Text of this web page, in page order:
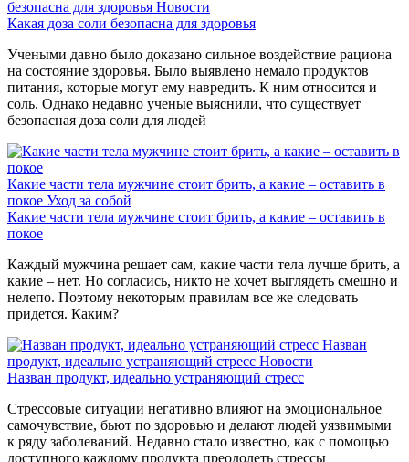
безопасна для здоровья Новости
Какая доза соли безопасна для здоровья
Учеными давно было доказано сильное воздействие рациона
на состояние здоровья. Было выявлено немало продуктов
питания, которые могут ему навредить. К ним относится и
соль. Однако недавно ученые выяснили, что существует
безопасная доза соли для людей
Какие части тела мужчине стоит брить, а какие – оставить в
покое Уход за собой
Какие части тела мужчине стоит брить, а какие – оставить в
покое
Каждый мужчина решает сам, какие части тела лучше брить, а
какие – нет. Но согласись, никто не хочет выглядеть смешно и
нелепо. Поэтому некоторым правилам все же следовать
придется. Каким?
Назван
продукт, идеально устраняющий стресс Новости
Назван продукт, идеально устраняющий стресс
Стрессовые ситуации негативно влияют на эмоциональное
самочувствие, бьют по здоровью и делают людей уязвимыми
к ряду заболеваний. Недавно стало известно, как с помощью
доступного каждому продукта преодолеть стрессы